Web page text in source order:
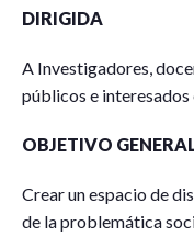
DIRIGIDA
A Investigadores,
públicos e interesados
OBJETIVO
Crear un espacio de
de la problemática